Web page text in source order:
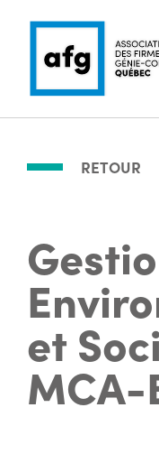
RETOUR
et
MCA-